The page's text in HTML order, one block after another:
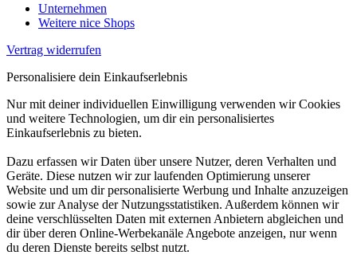
Unternehmen
Weitere nice Shops
Vertrag widerrufen
Personalisiere dein Einkaufserlebnis
Nur mit deiner individuellen Einwilligung verwenden wir Cookies
und weitere Technologien, um dir ein personalisiertes
Einkaufserlebnis zu bieten.
Dazu erfassen wir Daten über unsere Nutzer, deren Verhalten und
Geräte. Diese nutzen wir zur laufenden Optimierung unserer
Website und um dir personalisierte Werbung und Inhalte anzuzeigen
sowie zur Analyse der Nutzungsstatistiken. Außerdem können wir
deine verschlüsselten Daten mit externen Anbietern abgleichen und
dir über deren Online-Werbekanäle Angebote anzeigen, nur wenn
du deren Dienste bereits selbst nutzt.